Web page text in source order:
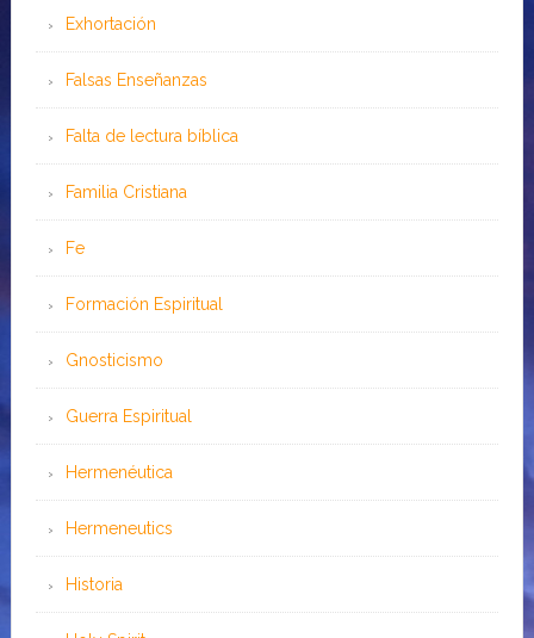
Exhortación
Falsas Enseñanzas
Falta de lectura bíblica
Familia Cristiana
Fe
Formación Espiritual
Gnosticismo
Guerra Espiritual
Hermenéutica
Hermeneutics
Historia